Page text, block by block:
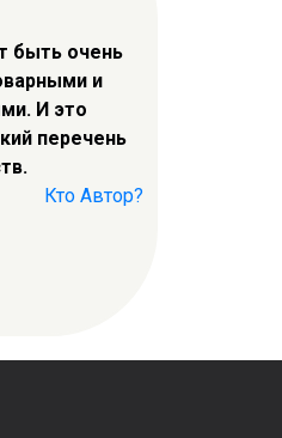
быть очень
и
И это
перечень
Кто Автор?